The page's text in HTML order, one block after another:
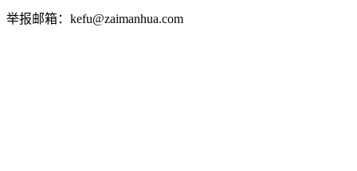
举报邮箱：kefu@zaimanhua.com